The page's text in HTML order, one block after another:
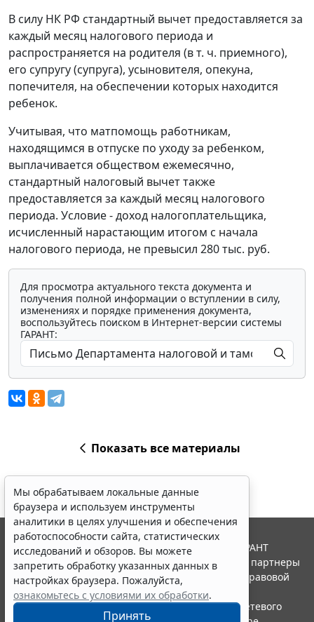
В силу НК РФ стандартный вычет предоставляется за
каждый месяц налогового периода и
распространяется на родителя (в т. ч. приемного),
его супругу (супруга), усыновителя, опекуна,
попечителя, на обеспечении которых находится
ребенок.
Учитывая, что матпомощь работникам,
находящимся в отпуске по уходу за ребенком,
выплачивается обществом ежемесячно,
стандартный налоговый вычет также
предоставляется за каждый месяц налогового
периода. Условие - доход налогоплательщика,
исчисленный нарастающим итогом с начала
налогового периода, не превысил 280 тыс. руб.
Для просмотра актуального текста документа и
получения полной информации о вступлении в силу,
изменениях и порядке применения документа,
воспользуйтесь поиском в Интернет-версии системы
ГАРАНТ:
Показать все материалы
Мы обрабатываем локальные данные
браузера и используем инструменты
аналитики в целях улучшения и обеспечения
работоспособности сайта, статистических
исследований и обзоров. Вы можете
запретить обработку указанных данных в
настройках браузера. Пожалуйста,
ознакомьтесь с условиями их обработки.
Принять
© ООО "НПП "ГАРАНТ-СЕРВИС", 2026. Система ГАРАНТ
выпускается с 1990 года. Компания "Гарант" и ее партнеры
являются участниками Российской ассоциации правовой
информации ГАРАНТ.
Портал ГАРАНТ.РУ зарегистрирован в качестве сетевого